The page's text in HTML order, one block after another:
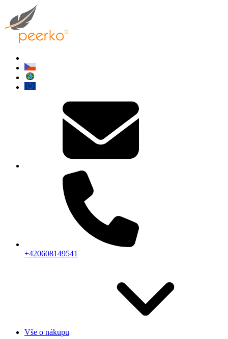
+420608149541
Vše o nákupu